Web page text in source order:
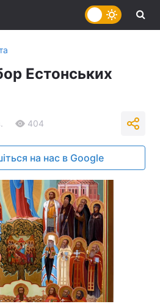
Естонських
404
на нас в Google